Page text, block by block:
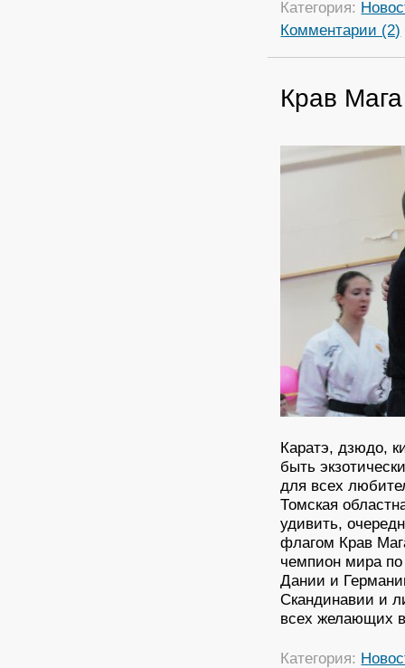
Категория:
Комментарии (2)
Крав
Каратэ, дзюдо,
быть
для всех
Томская
удивить,
флагом Крав
чемпион мира по
Дании и
Скандинавии и
всех желающих в
Категория: